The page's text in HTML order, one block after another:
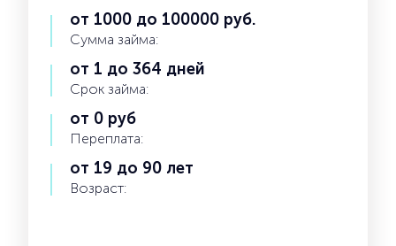
от 1000 до 100000 руб.
Сумма займа:
от 1 до 364 дней
Срок займа:
от 0 руб
Переплата:
от 19 до 90 лет
Возраст: